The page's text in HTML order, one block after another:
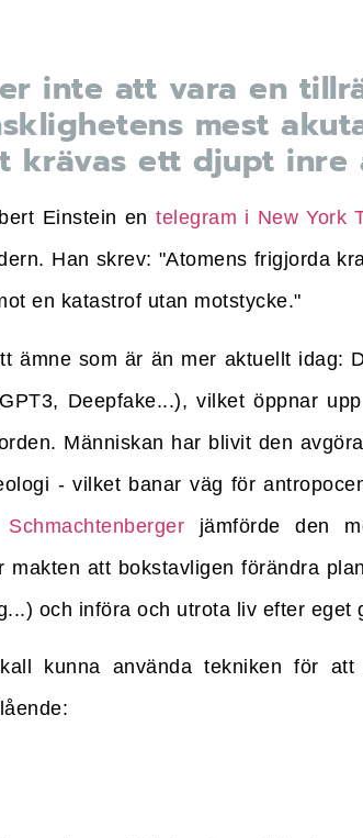
inte att vara en
mest
krävas ett djupt inre
Einstein en telegram i New York
Han skrev: "Atomens frigjorda
en katastrof utan motstycke."
ämne som är än mer aktuellt idag:
Deepfake...), vilket öppnar
Människan har blivit den
- vilket banar väg för
jämförde den
att bokstavligen förändra
och införa och utrota liv efter eget
kunna använda tekniken för